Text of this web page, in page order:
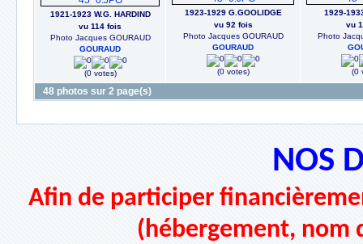
1921-1923 W.G. HARDIND
vu 114 fois
Photo Jacques GOURAUD
GOURAUD
(0 votes)
1923-1929 G.GOOLIDGE
vu 92 fois
Photo Jacques GOURAUD
GOURAUD
(0 votes)
1929-
vu
Photo
(0
48 photos sur 2 page(s)
NOS
Afin de participer
(hébergement,